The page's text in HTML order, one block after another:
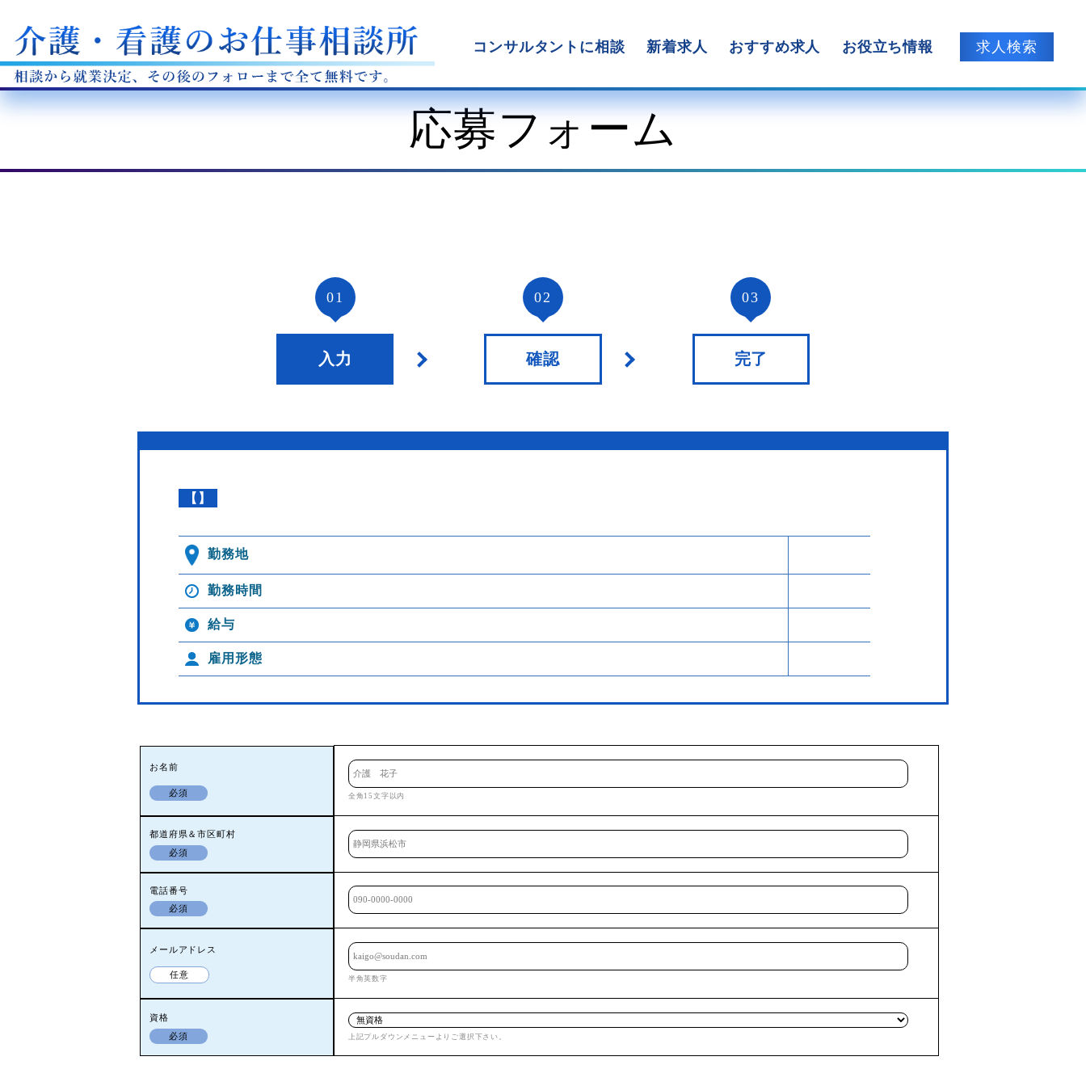
コンサルタントに相談 新着求人 おすすめ求人 お役立ち情報 求人検索
応募フォーム
01
入力
02
確認
03
完了
【】
勤務地
勤務時間
給与
雇用形態
お名前
必須 全角15文字以内
都道府県＆市区町村
必須
電話番号
必須
メールアドレス
任意 半角英数字
資格
必須
上記プルダウンメニューよりご選択下さい。